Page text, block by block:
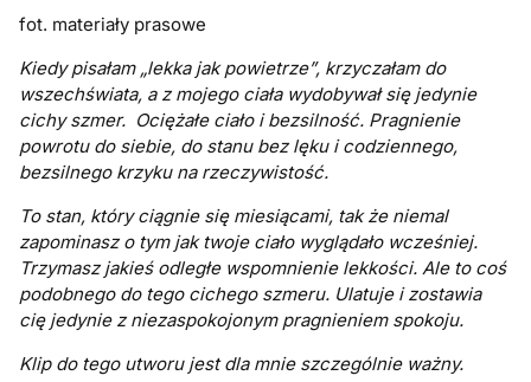
fot. materiały prasowe
Kiedy pisałam „lekka jak powietrze”, krzyczałam do
wszechświata, a z mojego ciała wydobywał się jedynie
cichy szmer. Ociężałe ciało i bezsilność. Pragnienie
powrotu do siebie, do stanu bez lęku i codziennego,
bezsilnego krzyku na rzeczywistość.
To stan, który ciągnie się miesiącami, tak że niemal
zapominasz o tym jak twoje ciało wyglądało wcześniej.
Trzymasz jakieś odległe wspomnienie lekkości. Ale to coś
podobnego do tego cichego szmeru. Ulatuje i zostawia
cię jedynie z niezaspokojonym pragnieniem spokoju.
Klip do tego utworu jest dla mnie szczególnie ważny.